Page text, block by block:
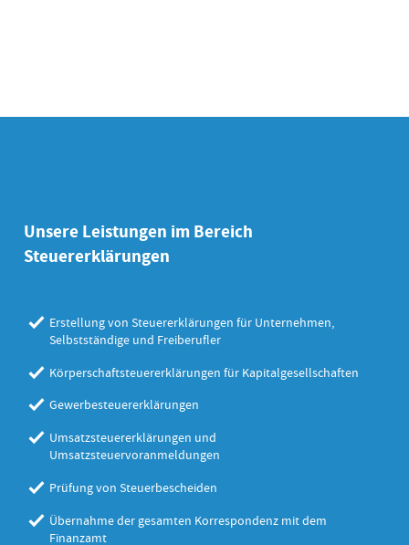
Unsere Leistungen im Bereich
Steuererklärungen
Erstellung von Steuererklärungen für Unternehmen,
Selbstständige und Freiberufler
Körperschaftsteuererklärungen für Kapitalgesellschaften
Gewerbesteuererklärungen
Umsatzsteuererklärungen und
Umsatzsteuervoranmeldungen
Prüfung von Steuerbescheiden
Übernahme der gesamten Korrespondenz mit dem
Finanzamt